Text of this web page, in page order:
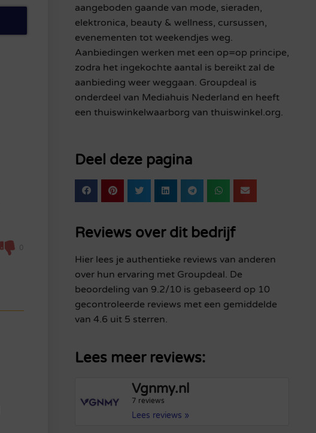
0
aangeboden gaande van mode, sieraden,
elektronica, beauty & wellness, cursussen,
evenementen tot weekendjes weg.
Aanbiedingen werken met een op=op principe,
zodra het ingekochte aantal is bereikt zal de
aanbieding weer weggaan. Groupdeal is
onderdeel van Mediahuis Nederland en heeft
een thuiswinkelwaarborg van thuiswinkel.org.
Deel deze pagina
Reviews over dit bedrijf
Hier lees je authentieke reviews van anderen
over hun ervaring met Groupdeal. De
beoordeling van 9.2/10 is gebaseerd op 10
gecontroleerde reviews met een gemiddelde
van 4.6 uit 5 sterren.
Lees meer reviews:
Vgnmy.nl
7 reviews
Lees reviews »